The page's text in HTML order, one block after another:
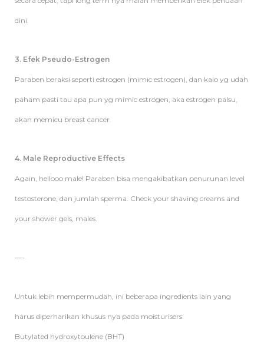
dini.
3. Efek Pseudo-Estrogen
Paraben beraksi seperti estrogen (mimic estrogen), dan kalo yg udah
paham pasti tau apa pun yg mimic estrogen, aka estrogen palsu,
akan memicu breast cancer.
4. Male Reproductive Effects
Again, hellooo male! Paraben bisa mengakibatkan penurunan level
testosterone, dan jumlah sperma. Check your shaving creams and
your shower gels, males.
—-
Untuk lebih mempermudah, ini beberapa ingredients lain yang
harus diperharikan khusus nya pada moisturisers:
Butylated hydroxytoulene (BHT)